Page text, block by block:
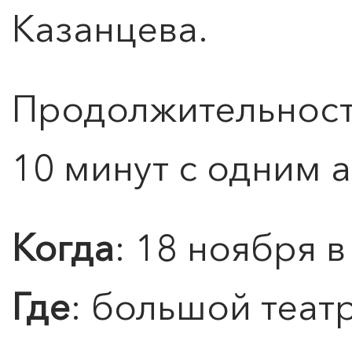
Казанцева.
10 минут с одним
Когда: 18 ноября
Где: большой
">
ЧТО ЗНАЕТ О ЛЮБВИ
ЛЮБОВЬ… Концерт Анны
Подробнее